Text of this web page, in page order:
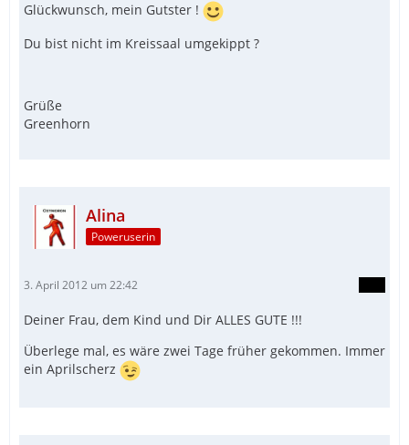
Glückwunsch, mein Gutster !
Du bist nicht im Kreissaal umgekippt ?
Grüße
Greenhorn
Alina
Poweruserin
3. April 2012 um 22:42
Deiner Frau, dem Kind und Dir ALLES GUTE !!!
Überlege mal, es wäre zwei Tage früher gekommen. Immer
ein Aprilscherz